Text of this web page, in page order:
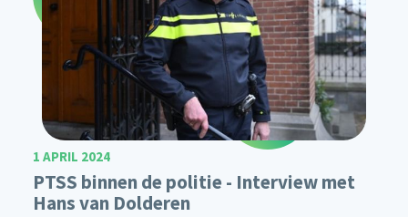
1 APRIL 2024
PTSS binnen de politie - Interview met
Hans van Dolderen